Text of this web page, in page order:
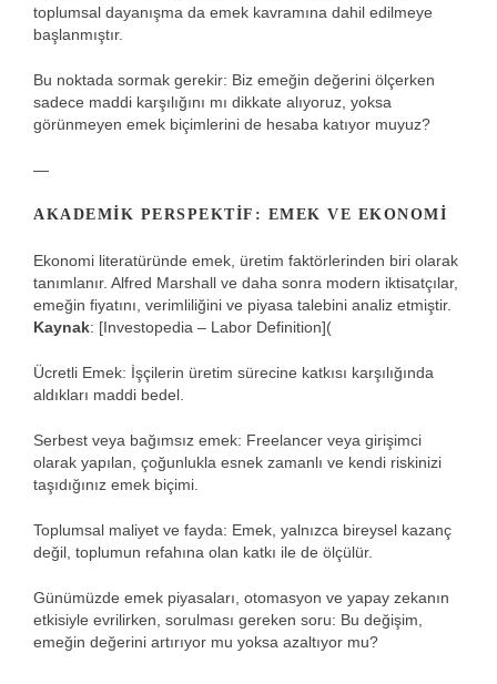
toplumsal dayanışma da emek kavramına dahil edilmeye
başlanmıştır.
Bu noktada sormak gerekir: Biz emeğin değerini ölçerken
sadece maddi karşılığını mı dikkate alıyoruz, yoksa
görünmeyen emek biçimlerini de hesaba katıyor muyuz?
—
AKADEMIK PERSPEKTIF: EMEK VE EKONOMI
Ekonomi literatüründe emek, üretim faktörlerinden biri olarak
tanımlanır. Alfred Marshall ve daha sonra modern iktisatçılar,
emeğin fiyatını, verimliliğini ve piyasa talebini analiz etmiştir.
Kaynak: [Investopedia – Labor Definition](
Ücretli Emek: İşçilerin üretim sürecine katkısı karşılığında
aldıkları maddi bedel.
Serbest veya bağımsız emek: Freelancer veya girişimci
olarak yapılan, çoğunlukla esnek zamanlı ve kendi riskinizi
taşıdığınız emek biçimi.
Toplumsal maliyet ve fayda: Emek, yalnızca bireysel kazanç
değil, toplumun refahına olan katkı ile de ölçülür.
Günümüzde emek piyasaları, otomasyon ve yapay zekanın
etkisiyle evrilirken, sorulması gereken soru: Bu değişim,
emeğin değerini artırıyor mu yoksa azaltıyor mu?